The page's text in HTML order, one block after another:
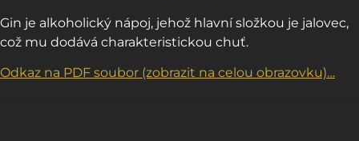
Gin je alkoholický nápoj, jehož hlavní složkou je jalovec,
což mu dodává charakteristickou chuť.
Odkaz na PDF soubor (zobrazit na celou obrazovku)…